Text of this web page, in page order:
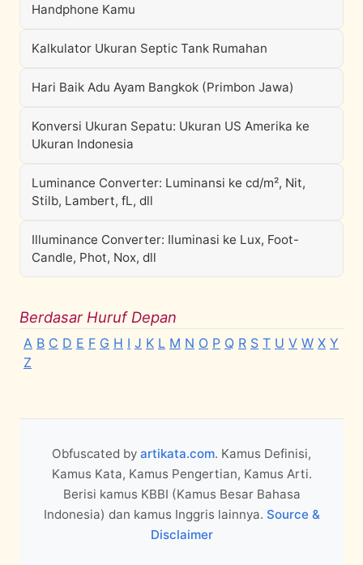
Handphone Kamu
Kalkulator Ukuran Septic Tank Rumahan
Hari Baik Adu Ayam Bangkok (Primbon Jawa)
Konversi Ukuran Sepatu: Ukuran US Amerika ke
Ukuran Indonesia
Luminance Converter: Luminansi ke cd/m², Nit,
Stilb, Lambert, fL, dll
Illuminance Converter: Iluminasi ke Lux, Foot-
Candle, Phot, Nox, dll
Berdasar Huruf Depan
A B C D E F G H I J K L M N O P Q R S T U V W X Y
Z
Obfuscated by artikata.com. Kamus Definisi,
Kamus Kata, Kamus Pengertian, Kamus Arti.
Berisi kamus KBBI (Kamus Besar Bahasa
Indonesia) dan kamus Inggris lainnya. Source &
Disclaimer